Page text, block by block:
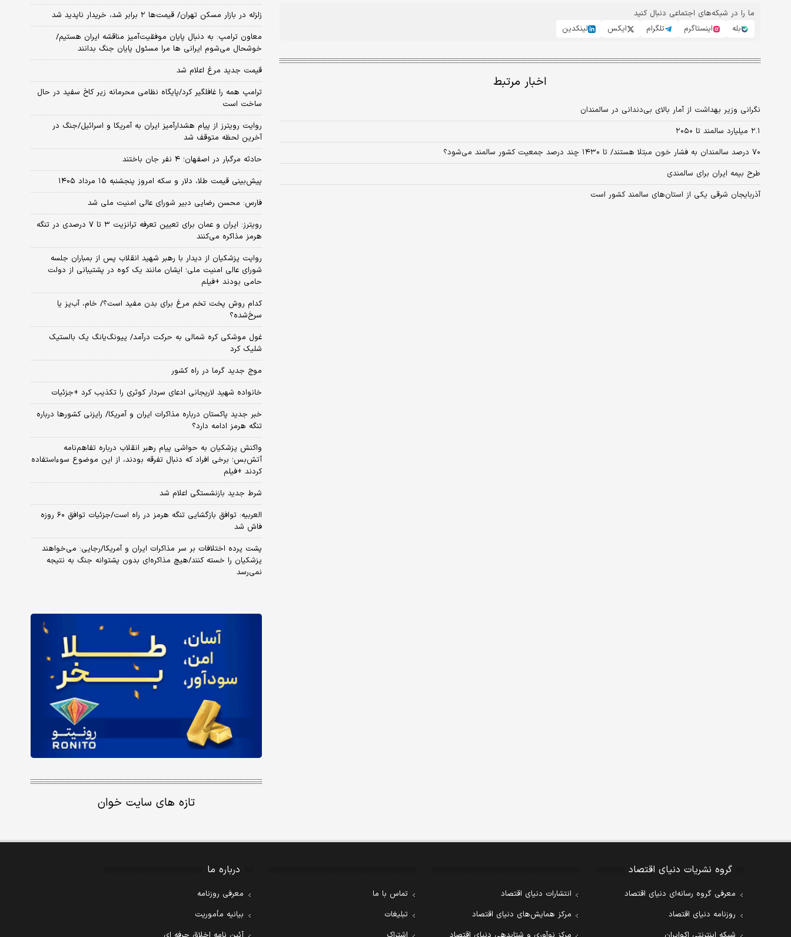
ما را در شبکه‌های اجتماعی دنبال کنید
بله
اینستاگرم تلگرام ایکس لینکدین
اخبار مرتبط
نگرانی وزیر بهداشت از آمار بالای بی‌دندانی در سالمندان
۲.۱ میلیارد سالمند تا ۲۰۵۰
۷۰ درصد سالمندان به فشار خون مبتلا هستند/ تا ۱۴۳۰ چند درصد جمعیت کشور سالمند می‌شود؟
طرح بیمه ایران برای سالمندی
آذربایجان شرقی یکی از استان‌های سالمند کشور است
زلزله در بازار مسکن تهران/ قیمت‌ها ۲ برابر شد، خریدار ناپدید شد
معاون ترامپ: به دنبال پایان موفقیت‌آمیز مناقشه ایران هستیم/
خوشحال می‌شوم ایرانی ها مرا مسئول پایان جنگ بدانند
قیمت جدید مرغ اعلام شد
ترامپ همه را غافلگیر کرد/پایگاه نظامی محرمانه زیر کاخ سفید در حال
ساخت است
روایت رویترز از پیام هشدارآمیز ایران به آمریکا و اسرائیل/جنگ در
آخرین لحظه متوقف شد
حادثه مرگبار در اصفهان؛ ۴ نفر جان باختند
پیش‌بینی قیمت طلا، دلار و سکه امروز پنجشنبه ۱۵ مرداد ۱۴۰۵
فارس: محسن رضایی دبیر شورای عالی امنیت ملی شد
رویترز: ایران و عمان برای تعیین تعرفه ترانزیت ۳ تا ۷ درصدی در تنگه
هرمز مذاکره می‌کنند
روایت پزشکیان از دیدار با رهبر شهید انقلاب پس از بمباران جلسه
شورای عالی امنیت ملی؛ ایشان مانند یک کوه در پشتیبانی از دولت
حامی بودند +فیلم
کدام روش پخت تخم مرغ برای بدن مفید است؟/ خام، آب‌پز یا
سرخ‌شده؟
غول موشکی کره شمالی به حرکت درآمد/ پیونگ‌یانگ یک بالستیک
شلیک کرد
موج جدید گرما در راه کشور
خانواده شهید لاریجانی ادعای سردار کوثری را تکذیب کرد +جزئیات
خبر جدید پاکستان درباره مذاکرات ایران و آمریکا/ رایزنی کشورها درباره
تنگه هرمز ادامه دارد؟
واکنش پزشکیان به حواشی پیام رهبر انقلاب درباره تفاهم‌نامه
آتش‌بس؛ برخی افراد که دنبال تفرقه بودند، از این موضوع سوءاستفاده
کردند +فیلم
شرط جدید بازنشستگی اعلام شد
العربیه: توافق بازگشایی تنگه هرمز در راه است/جزئیات توافق ۶۰ روزه
فاش شد
پشت پرده اختلافات بر سر مذاکرات ایران و آمریکا/رجایی: می‌خواهند
پزشکیان را خسته کنند/هیچ مذاکره‌ای بدون پشتوانه جنگ به نتیجه
نمی‌رسد
تازه های سایت خوان
گروه نشریات دنیای اقتصاد
معرفی گروه رسانه‌ای دنیای اقتصاد
روزنامه دنیای اقتصاد
انتشارات دنیای اقتصاد
مرکز همایش‌های دنیای اقتصاد
تماس با ما
تبلیغات
درباره ما
معرفی روزنامه
بیانیه مأموریت